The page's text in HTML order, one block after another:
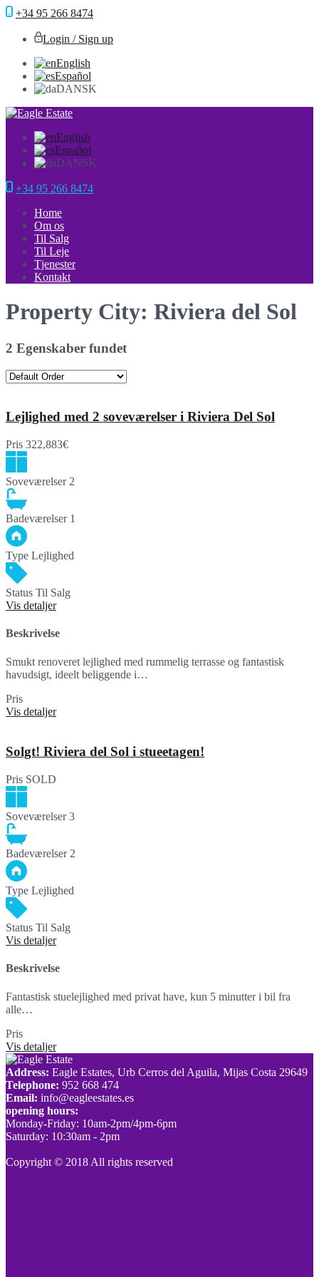
+34 95 266 8474
Login / Sign up
English
Español
DANSK
English
Español
DANSK
+34 95 266 8474
Home
Om os
Til Salg
Til Leje
Tjenester
Kontakt
Property City: Riviera del Sol
2 Egenskaber fundet
Lejlighed med 2 soveværelser i Riviera Del Sol
Pris 322,883€
Soveværelser 2
Badeværelser 1
Type Lejlighed
Status Til Salg
Vis detaljer
Beskrivelse
Smukt renoveret lejlighed med rummelig terrasse og fantastisk
havudsigt, ideelt beliggende i…
Pris
Vis detaljer
Solgt! Riviera del Sol i stueetagen!
Pris SOLD
Soveværelser 3
Badeværelser 2
Type Lejlighed
Status Til Salg
Vis detaljer
Beskrivelse
Fantastisk stuelejlighed med privat have, kun 5 minutter i bil fra
alle…
Pris
Vis detaljer
Address: Eagle Estates, Urb Cerros del Aguila, Mijas Costa 29649
Telephone: 952 668 474
Email: info@eagleestates.es
opening hours:
Monday-Friday: 10am-2pm/4pm-6pm
Saturday: 10:30am - 2pm
Copyright © 2018 All rights reserved